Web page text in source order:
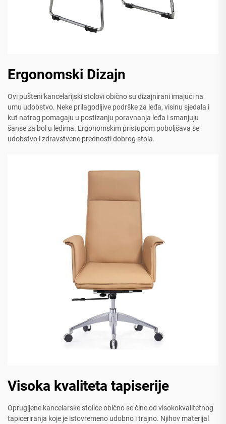
Ergonomski Dizajn
Ovi pušteni kancelarijski stolovi obično su dizajnirani imajući na
umu udobstvo. Neke prilagodljive podrške za leđa, visinu sjedala i
kut natrag pomagaju u postizanju poravnanja leđa i smanjuju
šanse za bol u leđima. Ergonomskim pristupom poboljšava se
udobstvo i zdravstvene prednosti dobrog stola.
Visoka kvaliteta tapiserije
Oprugljene kancelarske stolice obično se čine od visokokvalitetnog
tapiceriranja koje je istovremeno udobno i trajno. Njihov materijal